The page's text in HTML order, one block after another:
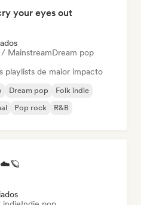
your eyes out
MainstreamDream pop
playlists de maior impacto
Dream pop
Folk indie
Pop rock R&B
☁️🪐